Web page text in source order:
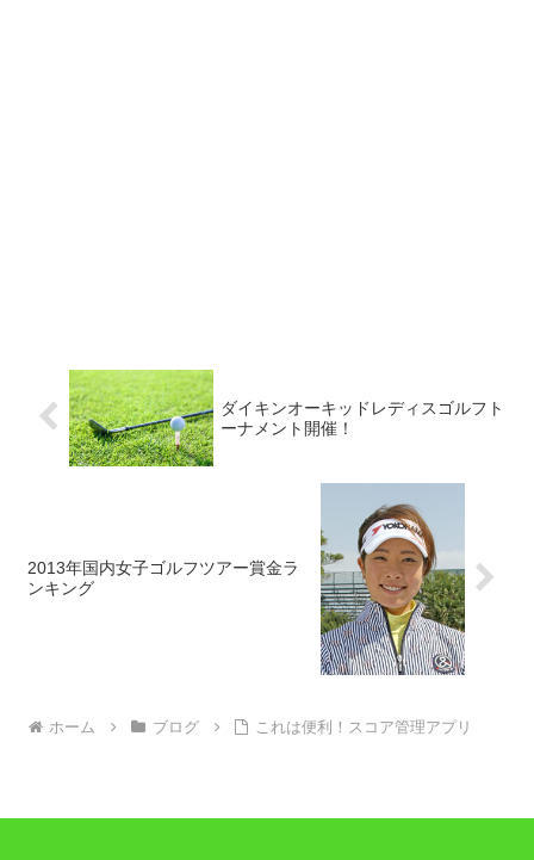
ダイキンオーキッドレディスゴルフト
ーナメント開催！
2013年国内女子ゴルフツアー賞金ラ
ンキング
ホーム ブログ これは便利！スコア管理アプリ